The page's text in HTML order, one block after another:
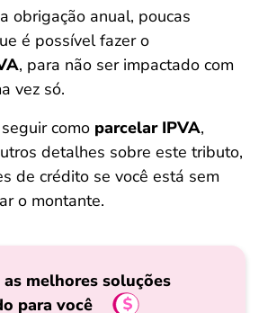
obrigação anual, poucas
é possível fazer o
, para não ser impactado com
vez só.
como parcelar IPVA,
detalhes sobre este tributo,
de crédito se você está sem
o montante.
as melhores soluções
para você